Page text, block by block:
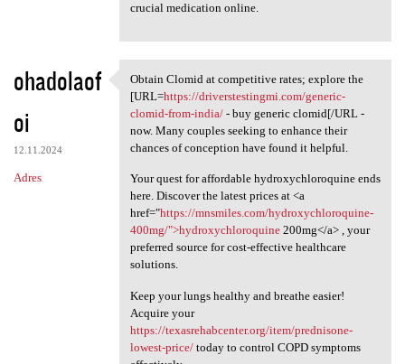
crucial medication online.
ohadolaof
oi
12.11.2024
Adres
Obtain Clomid at competitive
Obtain Clomid at competitive rates; explore the
[URL=https://driverstestingmi.com/generic-
clomid-from-india/- buy generic clomid[/URL -
now. Many couples seeking to enhance their
chances of conception have found it helpful.
Your quest for affordable hydroxychloroquine ends
here. Discover the latest prices at <a
href="https://mnsmiles.com/hydroxychloroquine-
400mg/">hydroxychloroquine200mg</a> , your
preferred source for cost-effective healthcare
solutions.
Keep your lungs healthy and breathe easier!
Acquire your
https://texasrehabcenter.org/item/prednisone-
lowest-price/today to control COPD symptoms